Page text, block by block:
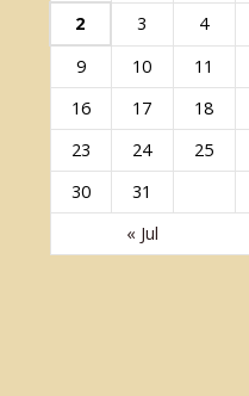
« Jul
2
3 4
9
10 11
16
17 18
23
24 25
30
31